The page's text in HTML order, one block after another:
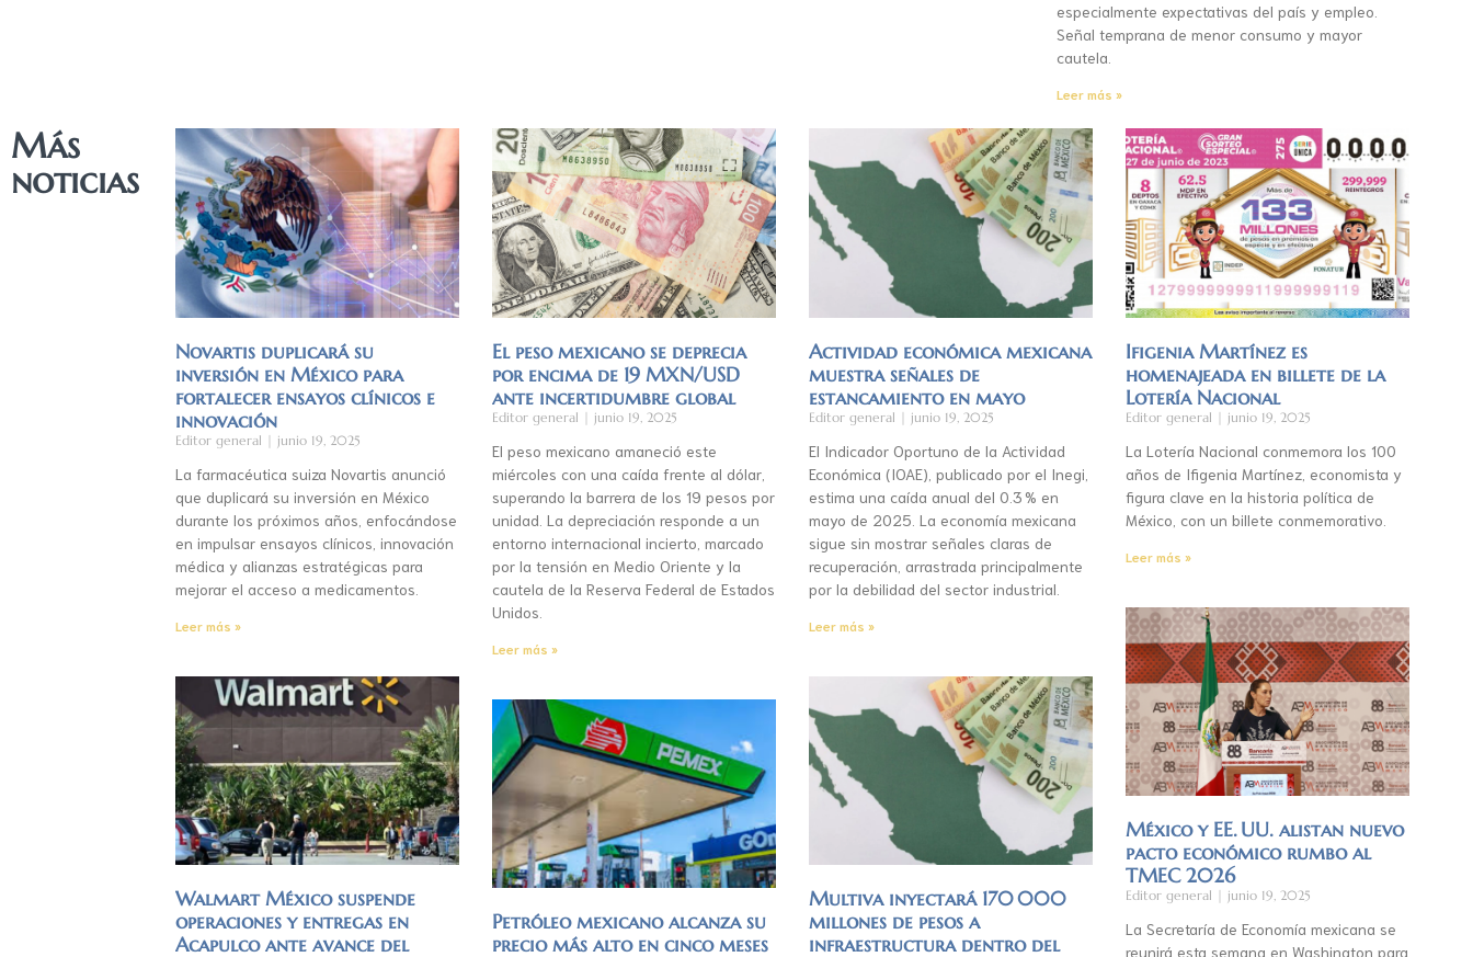
especialmente expectativas del país y empleo.
Señal temprana de menor consumo y mayor
cautela.
Leer más »
Más
noticias
Novartis duplicará su
inversión en México para
fortalecer ensayos clínicos e
innovación
Editor general junio 19, 2025
La farmacéutica suiza Novartis anunció
que duplicará su inversión en México
durante los próximos años, enfocándose
en impulsar ensayos clínicos, innovación
médica y alianzas estratégicas para
mejorar el acceso a medicamentos.
Leer más »
El peso mexicano se deprecia
por encima de 19 MXN/USD
ante incertidumbre global
Editor general junio 19, 2025
El peso mexicano amaneció este
miércoles con una caída frente al dólar,
superando la barrera de los 19 pesos por
unidad. La depreciación responde a un
entorno internacional incierto, marcado
por la tensión en Medio Oriente y la
cautela de la Reserva Federal de Estados
Unidos.
Leer más »
Actividad económica mexicana
muestra señales de
estancamiento en mayo
Editor general junio 19, 2025
El Indicador Oportuno de la Actividad
Económica (IOAE), publicado por el Inegi,
estima una caída anual del 0.3 % en
mayo de 2025. La economía mexicana
sigue sin mostrar señales claras de
recuperación, arrastrada principalmente
por la debilidad del sector industrial.
Leer más »
Ifigenia Martínez es
homenajeada en billete de la
Lotería Nacional
Editor general junio 19, 2025
La Lotería Nacional conmemora los 100
años de Ifigenia Martínez, economista y
figura clave en la historia política de
México, con un billete conmemorativo.
Leer más »
Walmart México suspende
operaciones y entregas en
Acapulco ante avance del
Petróleo mexicano alcanza su
precio más alto en cinco meses
Multiva inyectará 170 000
millones de pesos a
infraestructura dentro del
México y EE. UU. alistan nuevo
pacto económico rumbo al
TMEC 2026
Editor general junio 19, 2025
La Secretaría de Economía mexicana se
reunirá esta semana en Washington para